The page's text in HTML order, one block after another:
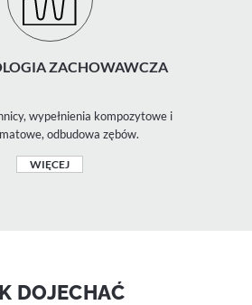
ZACHOWAWCZA
wypełnienia kompozytowe i
odbudowa zębów.
WIĘCEJ
DOJECHAĆ